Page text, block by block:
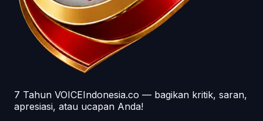
7 Tahun VOICEIndonesia.co — bagikan kritik, saran,
apresiasi, atau ucapan Anda!